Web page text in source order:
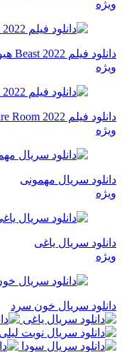
ویژه
دانلود فیلم Beast 2022 هیولا
ویژه
دانلود فیلم Wire Room 2022 اتاق شنود
ویژه
دانلود سریال مهمونی
ویژه
دانلود سریال یاغی
ویژه
دانلود سریال خون سرد